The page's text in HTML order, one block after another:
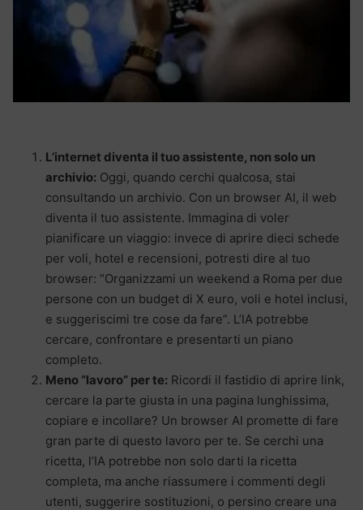
L’internet diventa il tuo assistente, non solo un
archivio: Oggi, quando cerchi qualcosa, stai
consultando un archivio. Con un browser AI, il web
diventa il tuo assistente. Immagina di voler
pianificare un viaggio: invece di aprire dieci schede
per voli, hotel e recensioni, potresti dire al tuo
browser: “Organizzami un weekend a Roma per due
persone con un budget di X euro, voli e hotel inclusi,
e suggeriscimi tre cose da fare”. L’IA potrebbe
cercare, confrontare e presentarti un piano
completo.
Meno “lavoro” per te: Ricordi il fastidio di aprire link,
cercare la parte giusta in una pagina lunghissima,
copiare e incollare? Un browser AI promette di fare
gran parte di questo lavoro per te. Se cerchi una
ricetta, l’IA potrebbe non solo darti la ricetta
completa, ma anche riassumere i commenti degli
utenti, suggerire sostituzioni, o persino creare una